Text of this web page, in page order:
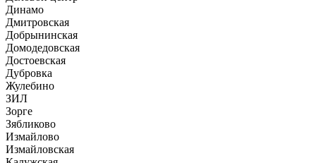
Динамо
Дмитровская
Добрынинская
Домодедовская
Достоевская
Дубровка
Жулебино
ЗИЛ
Зорге
Зябликово
Измайлово
Измайловская